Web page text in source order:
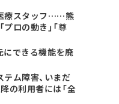
療スタッフ……熊
ロの動き」「尊
にできる機能を廃
テム障害、いまだ
の利用者には「全